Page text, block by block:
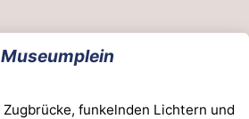
funkelnden Lichtern und